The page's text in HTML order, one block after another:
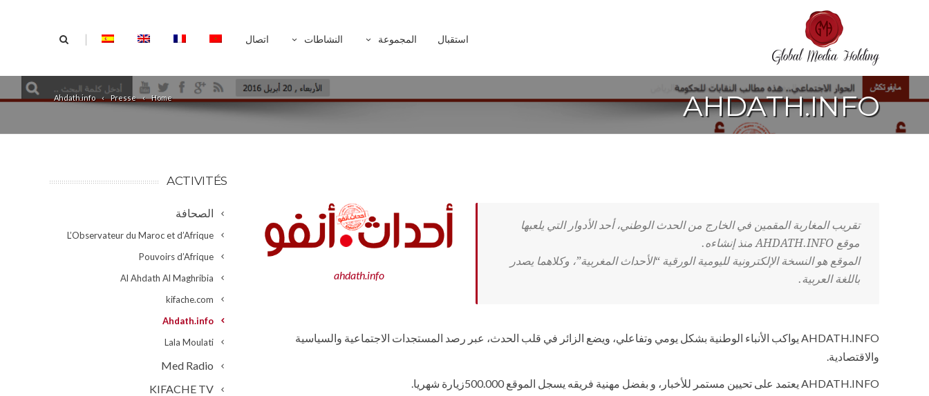
استقبال المجموعة النشاطات اتصال |
Home
Presse
Ahdath.info AHDATH.INFO
ahdath.info
تقريب المغاربة المقمين في الخارج من الحدث الوطني، أحد الأدوار التي يلعبها
موقع AHDATH.INFO منذ إنشاءه.
الموقع هو النسخة الإلكترونية لليومية الورقية “الأحداث المغربية”، وكلاهما يصدر
باللغة العربية.
AHDATH.INFO يواكب الأنباء الوطنية بشكل يومي وتفاعلي، ويضع الزائر في قلب الحدث، عبر رصد المستجدات الاجتماعية والسياسية
والاقتصادية.
AHDATH.INFO يعتمد على تحيين مستمر للأخبار، و بفضل مهنية فريقه يسجل الموقع 500.000زيارة شهريا.
ACTIVITÉS
الصحافة
L’Observateur du Maroc et d’Afrique
Pouvoirs d’Afrique
Al Ahdath Al Maghribia
kifache.com
Ahdath.info
Lala Moulati
Med Radio
KIFACHE TV